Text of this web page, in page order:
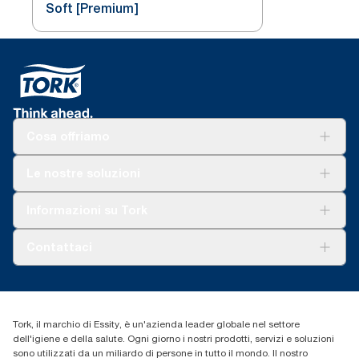
Soft [Premium]
+39 0331 443896
Tork, il marchio di Essity, è un'azienda leader globale nel settore
dell'igiene e della salute. Ogni giorno i nostri prodotti, servizi e soluzioni
sono utilizzati da un miliardo di persone in tutto il mondo. Il nostro